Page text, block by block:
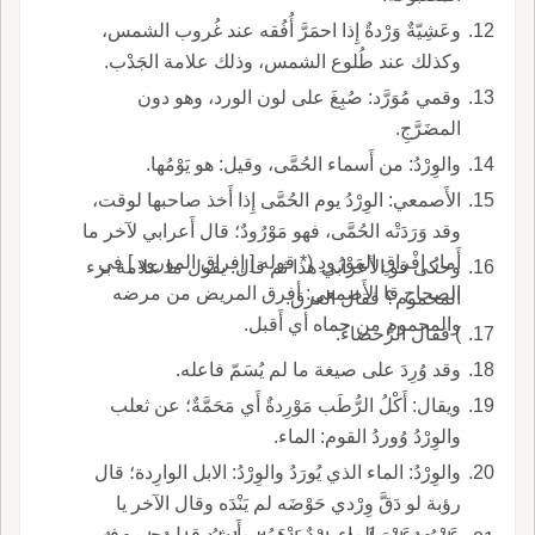
وعَشِيّةٌ وَرْدةٌ إِذا احمَرَّ أُفُقه عند غُروب الشمس،
وكذلك عند طُلوع الشمس، وذلك علامة الجَدْب.
وقمي مُوَرَّد: صُبِغَ على لون الورد، وهو دون
المضَرَّجِ.
والوِرْدُ: من أَسماء الحُمَّى، وقيل: هو يَوْمُها.
الأَصمعي: الوِرْدُ يوم الحُمَّى إِذا أَخذ صاحبها لوقت،
وقد وَرَدَتْه الحُمَّى، فهو مَوْرُودٌ؛ قال أَعرابي لآخر ما
أَمارُ إِفْراقِ المَوْرُودِ (* قوله [ إفراق المورود ] في
الصحاح قا الأَصمعي: أفرق المريض من مرضه
والمحموم من حماه أي أَقبل.
وحكى قو الأعرابي هذا ثم قال: يقول ما علامة برء
المحموم؟ فقال العرق.
) فقال الرُّحضاءُ.
وقد وُرِدَ على صيغة ما لم يُسَمّ فاعله.
ويقال: أَكْلُ الرُّطَب مَوْرِدةٌ أَي مَحَمَّةٌ؛ عن ثعلب
والوِرْدُ وُوردُ القوم: الماء.
والوِرْدُ: الماء الذي يُورَدُ والوِرْدُ: الابل الوارِدة؛ قال
رؤبة لو دَقَّ وِرْدي حَوْضَه لم يَنْدَه وقال الآخر يا